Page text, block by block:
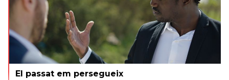
El passat em persegueix